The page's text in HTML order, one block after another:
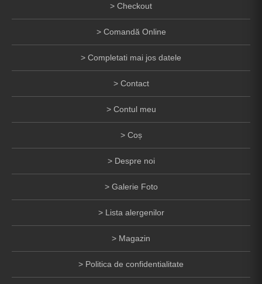
Checkout
Comandă Online
Completati mai jos datele
Contact
Contul meu
Coș
Despre noi
Galerie Foto
Lista alergenilor
Magazin
Politica de confidentialitate